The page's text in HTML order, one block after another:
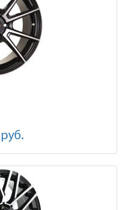
руб.